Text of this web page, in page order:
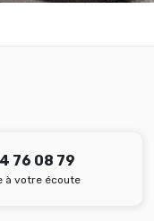
76 08 79
à votre écoute